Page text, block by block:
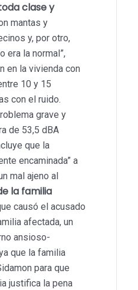
clase y
mantas y
y, por otro,
era la normal”,
en la vivienda con
10 y 15
con el ruido.
grave y
de 53,5 dBA
que la
encaminada” a
mal ajeno al
la familia
causó el acusado
afectada, un
ansioso-
que la familia
para que
justifica la pena